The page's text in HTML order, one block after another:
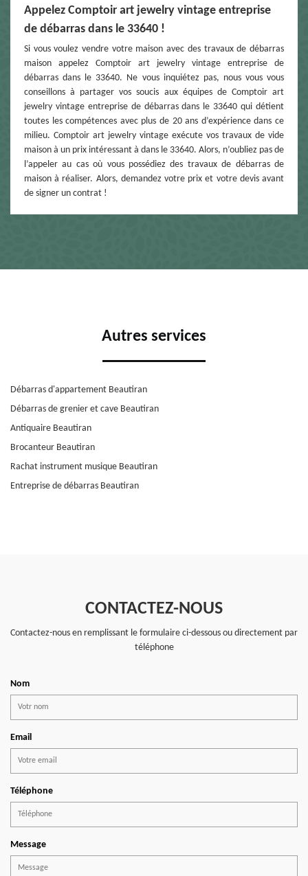
Appelez Comptoir art jewelry vintage entreprise
de débarras dans le 33640 !
Si vous voulez vendre votre maison avec des travaux de débarras
maison appelez Comptoir art jewelry vintage entreprise de
débarras dans le 33640. Ne vous inquiétez pas, nous vous vous
conseillons à partager vos soucis aux équipes de Comptoir art
jewelry vintage entreprise de débarras dans le 33640 qui détient
toutes les compétences avec plus de 20 ans d’expérience dans ce
milieu. Comptoir art jewelry vintage exécute vos travaux de vide
maison à un prix intéressant à dans le 33640. Alors, n’oubliez pas de
l’appeler au cas où vous possédiez des travaux de débarras de
maison à réaliser. Alors, demandez votre prix et votre devis avant
de signer un contrat !
Autres services
Débarras d'appartement Beautiran
Débarras de grenier et cave Beautiran
Antiquaire Beautiran
Brocanteur Beautiran
Rachat instrument musique Beautiran
Entreprise de débarras Beautiran
CONTACTEZ-NOUS
Contactez-nous en remplissant le formulaire ci-dessous ou directement par
téléphone
Nom
Email
Téléphone
Message